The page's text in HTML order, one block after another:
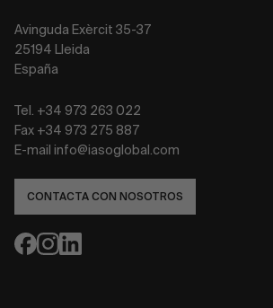
Avinguda Exèrcit 35-37
25194 Lleida
España
Tel. +34 973 263 022
Fax +34 973 275 887
E-mail info@iasoglobal.com
CONTACTA CON NOSOTROS